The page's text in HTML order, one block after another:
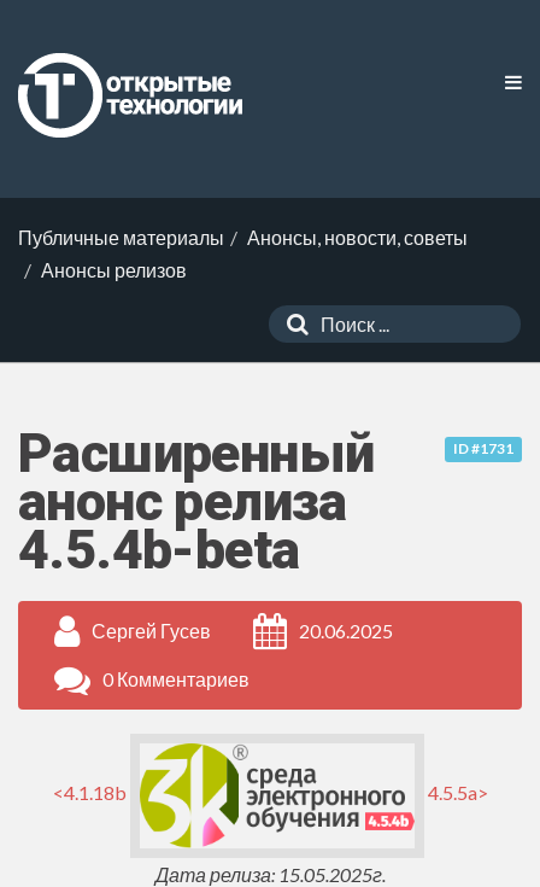
Публичные материалы
Анонсы, новости, советы
Анонсы релизов
ID #1731
Расширенный
анонс релиза
4.5.4b-beta
Сергей Гусев 20.06.2025
0 Комментариев
<4.1.18b 4.5.5a>
Дата релиза: 15.05.2025г.